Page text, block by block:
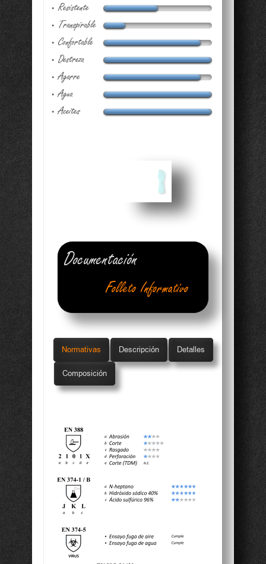
• Resistente
• Transpirable
• Confortable
• Destreza
• Agarre
• Agua
• Aceites
Documentación
Folleto Informativo
Ficha Técnica
Conformidad UE
Normativas Descripción Detalles
Composición